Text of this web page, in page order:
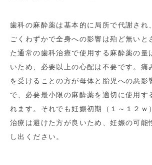
歯科の麻酔薬は基本的に局所で代謝され
ごくわずかで全身への影響は殆ど無いと
た通常の歯科治療で使用する麻酔薬の量
いため、必要以上の心配は不要です。痛
を受けることの方が母体と胎児への悪影
で、必要最小限の麻酔薬を適切に使用す
れます。それでも妊娠初期（１～１２ｗ
治療は避けた方が良いため、妊娠の可能
し出ください。